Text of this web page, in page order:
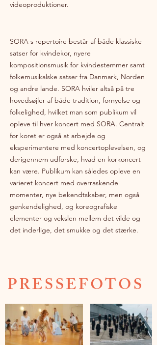
videoproduktioner.
SORA s repertoire består af både klassiske
satser for kvindekor, nyere
kompositionsmusik for kvindestemmer samt
folkemusikalske satser fra Danmark, Norden
og andre lande. SORA hviler altså på tre
hovedsøjler af både tradition, fornyelse og
folkelighed, hvilket man som publikum vil
opleve til hver koncert med SORA. Centralt
for koret er også at arbejde og
eksperimentere med koncertoplevelsen, og
derigennem udforske, hvad en korkoncert
kan være. Publikum kan således opleve en
varieret koncert med overraskende
momenter, nye bekendtskaber, men også
genkendelighed, og koreografiske
elementer og vekslen mellem det vilde og
det inderlige, det smukke og det stærke.
PRESSEFOTOS